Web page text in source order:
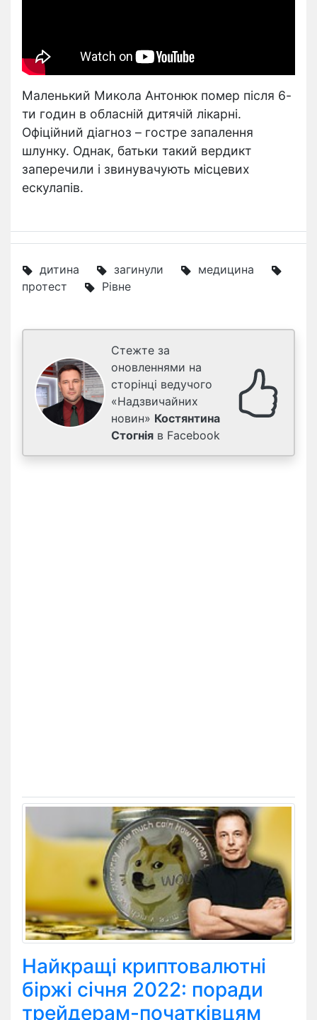
Маленький Микола Антонюк помер після 6-
ти годин в обласній дитячій лікарні.
Офіційний діагноз – гостре запалення
шлунку. Однак, батьки такий вердикт
заперечили і звинувачують місцевих
ескулапів.
дитина загинули
медицина
протест
Рівне
Стежте за
оновленнями на
сторінці ведучого
«Надзвичайних
новин» Костянтина
Стогнія в Facebook
Найкращі криптовалютні
біржі січня 2022: поради
трейдерам-початківцям